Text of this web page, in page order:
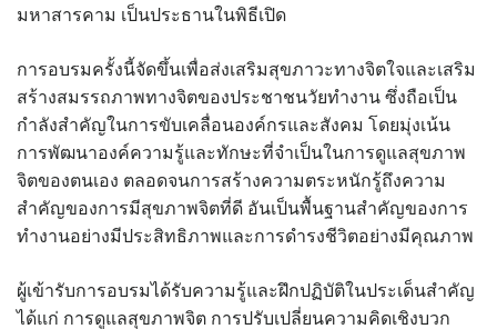
มหาสารคาม เป็นประธานในพิธีเปิด
การอบรมครั้งนี้จัดขึ้นเพื่อส่งเสริมสุขภาวะทางจิตใจและเสริม
สร้างสมรรถภาพทางจิตของประชาชนวัยทำงาน ซึ่งถือเป็น
กำลังสำคัญในการขับเคลื่อนองค์กรและสังคม โดยมุ่งเน้น
การพัฒนาองค์ความรู้และทักษะที่จำเป็นในการดูแลสุขภาพ
จิตของตนเอง ตลอดจนการสร้างความตระหนักรู้ถึงความ
สำคัญของการมีสุขภาพจิตที่ดี อันเป็นพื้นฐานสำคัญของการ
ทำงานอย่างมีประสิทธิภาพและการดำรงชีวิตอย่างมีคุณภาพ
ผู้เข้ารับการอบรมได้รับความรู้และฝึกปฏิบัติในประเด็นสำคัญ
ได้แก่ การดูแลสุขภาพจิต การปรับเปลี่ยนความคิดเชิงบวก